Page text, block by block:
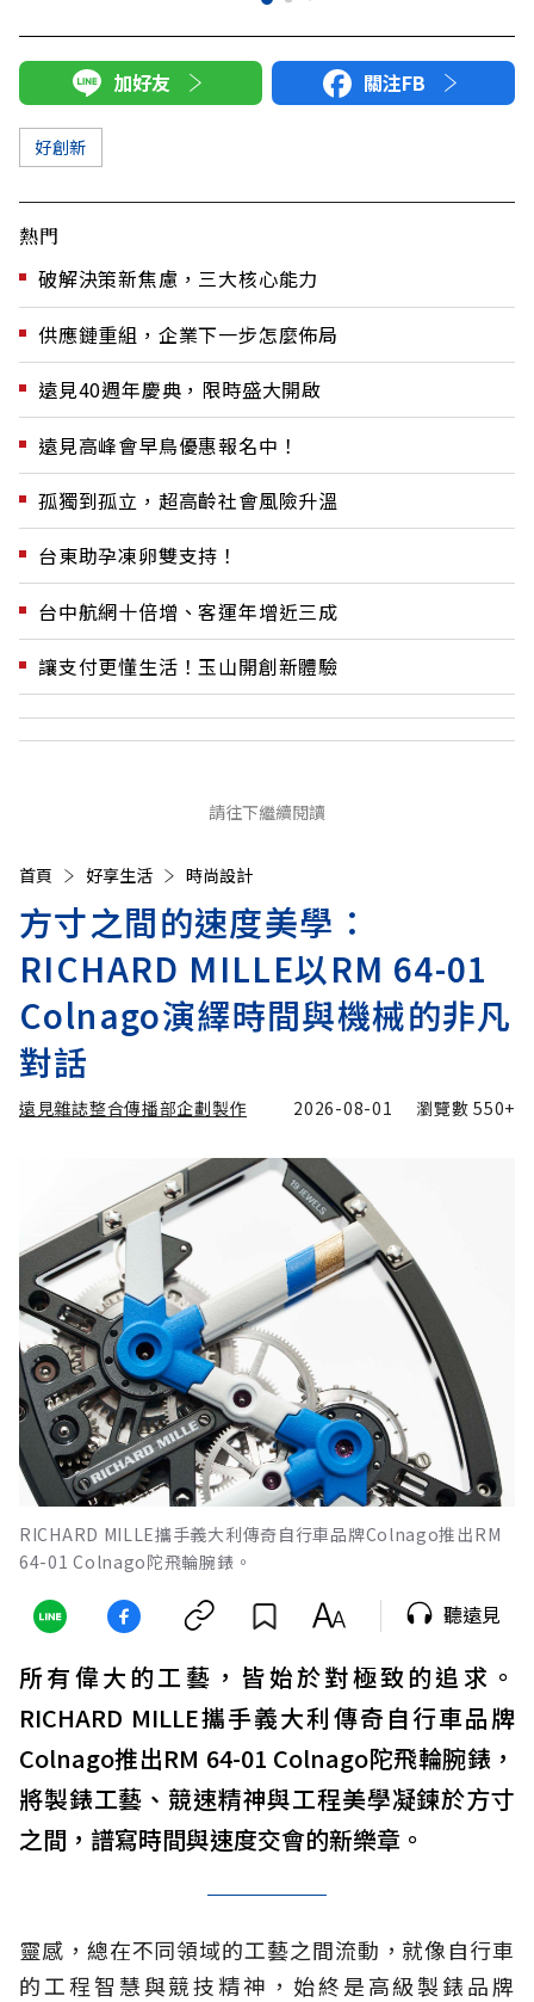
加好友 關注FB
好創新
熱門
破解決策新焦慮，三大核心能力
供應鏈重組，企業下一步怎麼佈局
遠見40週年慶典，限時盛大開啟
遠見高峰會早鳥優惠報名中！
孤獨到孤立，超高齡社會風險升溫
台東助孕凍卵雙支持！
台中航網十倍增、客運年增近三成
讓支付更懂生活！玉山開創新體驗
請往下繼續閱讀
首頁 好享生活 時尚設計
方寸之間的速度美學：
RICHARD MILLE以RM 64-01
Colnago演繹時間與機械的非凡
對話
遠見雜誌整合傳播部企劃製作 2026-08-01 瀏覽數550+
RICHARD MILLE攜手義大利傳奇自行車品牌Colnago推出RM
64-01 Colnago陀飛輪腕錶。
聽遠見
所有偉大的工藝，皆始於對極致的追求。
RICHARD MILLE攜手義大利傳奇自行車品牌
Colnago推出RM 64-01 Colnago陀飛輪腕錶，
將製錶工藝、競速精神與工程美學凝鍊於方寸
之間，譜寫時間與速度交會的新樂章。
靈感，總在不同領域的工藝之間流動，就像自行車
的工程智慧與競技精神，始終是高級製錶品牌